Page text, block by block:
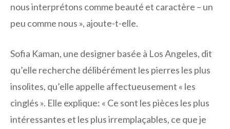
nous interprétons comme beauté et caractère – un
peu comme nous », ajoute-t-elle.
Sofia Kaman, une designer basée à Los Angeles, dit
qu’elle recherche délibérément les pierres les plus
insolites, qu’elle appelle affectueusement « les
cinglés ». Elle explique: « Ce sont les pièces les plus
intéressantes et les plus irremplaçables, ce que je